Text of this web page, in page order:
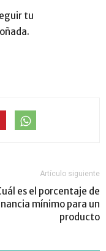
tu
Artículo siguiente
es el porcentaje de
mínimo para un
producto